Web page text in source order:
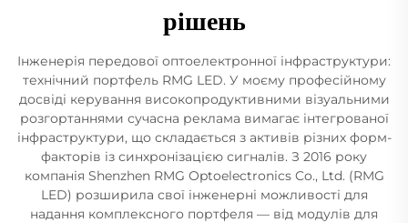
рішень
Інженерія передової оптоелектронної інфраструктури:
технічний портфель RMG LED. У моєму професійному
досвіді керування високопродуктивними візуальними
розгортаннями сучасна реклама вимагає інтегрованої
інфраструктури, що складається з активів різних форм-
факторів із синхронізацією сигналів. З 2016 року
компанія Shenzhen RMG Optoelectronics Co., Ltd. (RMG
LED) розширила свої інженерні можливості для
надання комплексного портфеля — від модулів для